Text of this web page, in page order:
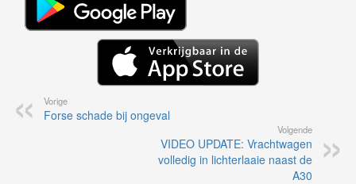
Vorige
Forse schade bij ongeval
Volgende
VIDEO UPDATE: Vrachtwagen
volledig in lichterlaaie naast de
A30